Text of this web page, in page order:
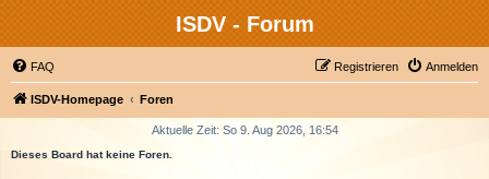
ISDV - Forum
FAQ Anmelden
Registrieren
ISDV-Homepage Foren
Aktuelle Zeit: So 9. Aug 2026, 16:54
Dieses Board hat keine Foren.